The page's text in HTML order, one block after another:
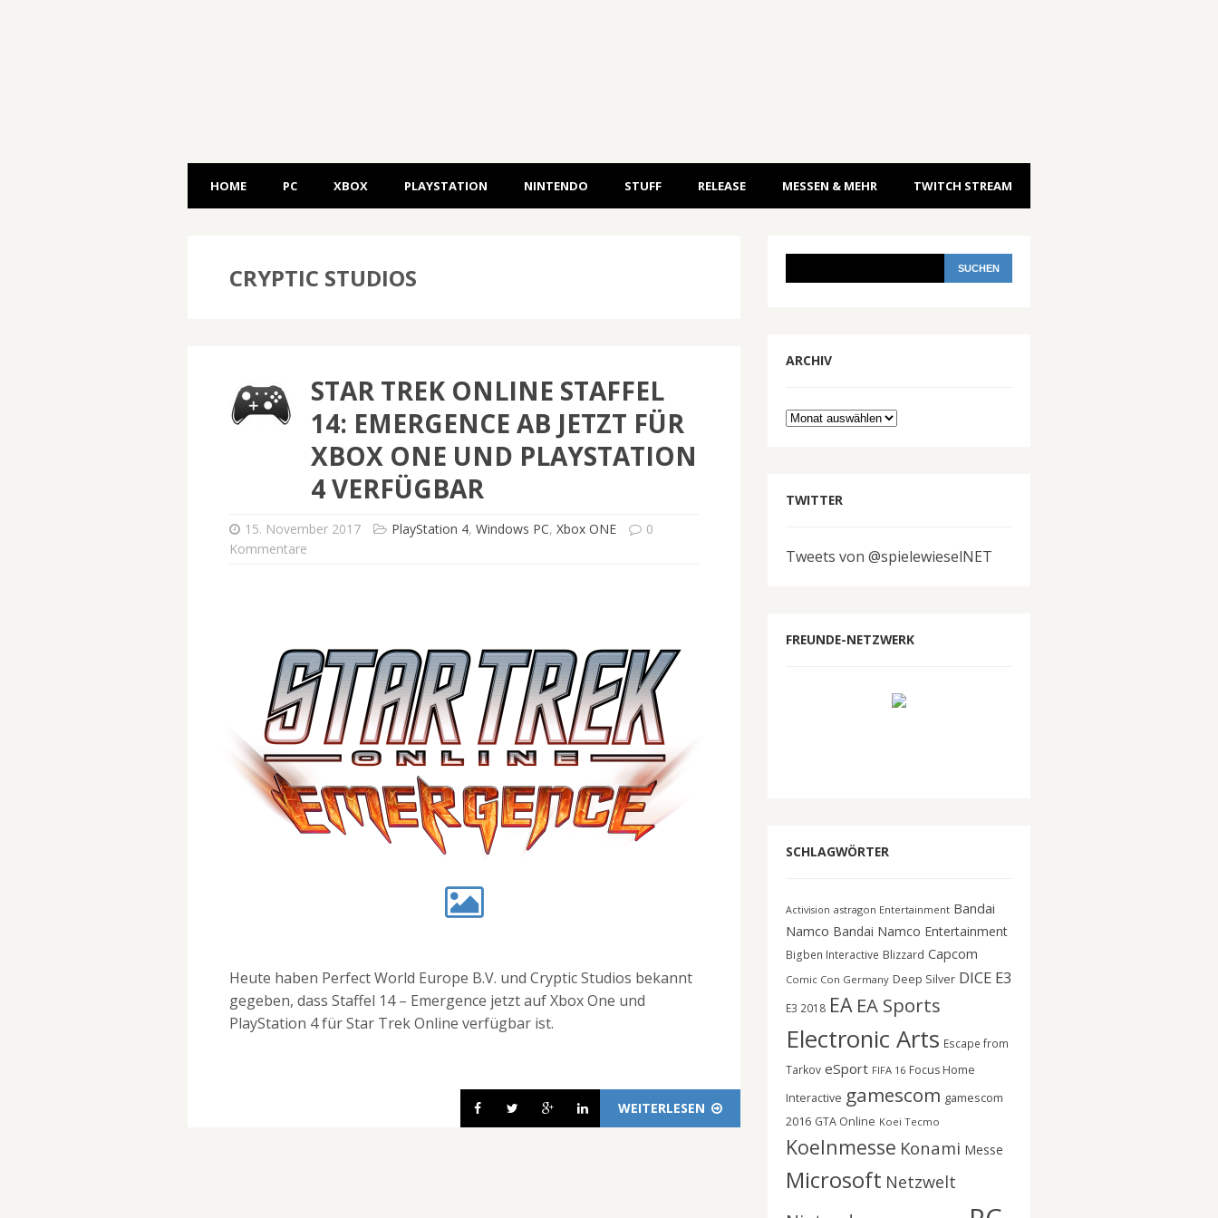
HOME PC XBOX PLAYSTATION NINTENDO STUFF RELEASE MESSEN & MEHR TWITCH STREAM
CRYPTIC STUDIOS
STAR TREK ONLINE STAFFEL
14: EMERGENCE AB JETZT FÜR
XBOX ONE UND PLAYSTATION
4 VERFÜGBAR
15. November 2017 PlayStation 4, Windows PC, Xbox ONE
0
Kommentare
Heute haben Perfect World Europe B.V. und Cryptic Studios bekannt
gegeben, dass Staffel 14 – Emergence jetzt auf Xbox One und
PlayStation 4 für Star Trek Online verfügbar ist.
WEITERLESEN
ARCHIV
Archiv
TWITTER
Tweets von @spielewieselNET
FREUNDE-NETZWERK
SCHLAGWÖRTER
Activision astragon Entertainment Bandai
Namco Bandai Namco Entertainment
Bigben Interactive Blizzard Capcom
Comic Con Germany Deep Silver DICE E3
E3 2018 EA EA Sports
Electronic Arts Escape from
Tarkov eSport FIFA 16 Focus Home
Interactive gamescom gamescom
2016 GTA Online Koei Tecmo
Koelnmesse Konami Messe
Microsoft Netzwelt